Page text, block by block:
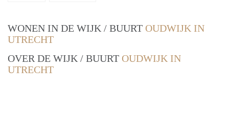
WONEN IN DE WIJK / BUURT OUDWIJK IN
UTRECHT
OVER DE WIJK / BUURT OUDWIJK IN
UTRECHT